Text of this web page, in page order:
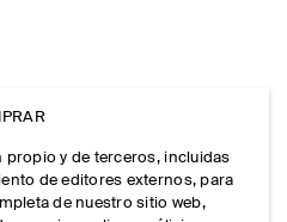
y de terceros, incluidas
de editores externos, para
de nuestro sitio web,